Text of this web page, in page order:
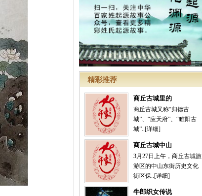
精彩推荐
商丘古城里的
商丘古城又称“归德古
城”、“应天府”、“睢阳古
城”..[详细]
商丘古城中山
3月27日上午，商丘古城旅
游区的中山东街历史文化
街区保..[详细]
牛郎织女传说